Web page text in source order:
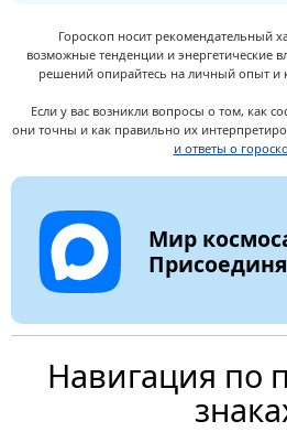
Гороскоп носит рекомендательный
возможные тенденции и энергетические
решений опирайтесь на личный опыт и
Если у вас возникли вопросы о том, как
они точны и как правильно их
и ответы о
Мир
Навигация по